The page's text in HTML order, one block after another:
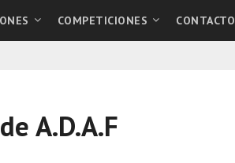
COMPETICIONES CONTACTO
A.D.A.F